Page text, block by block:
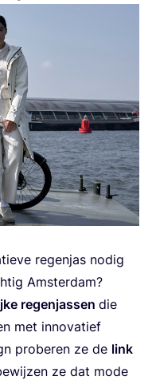
regen­jas nodig
Amster­dam?
regen­jas­sen die
met inno­va­tief
pro­be­ren ze de link
ze dat mode